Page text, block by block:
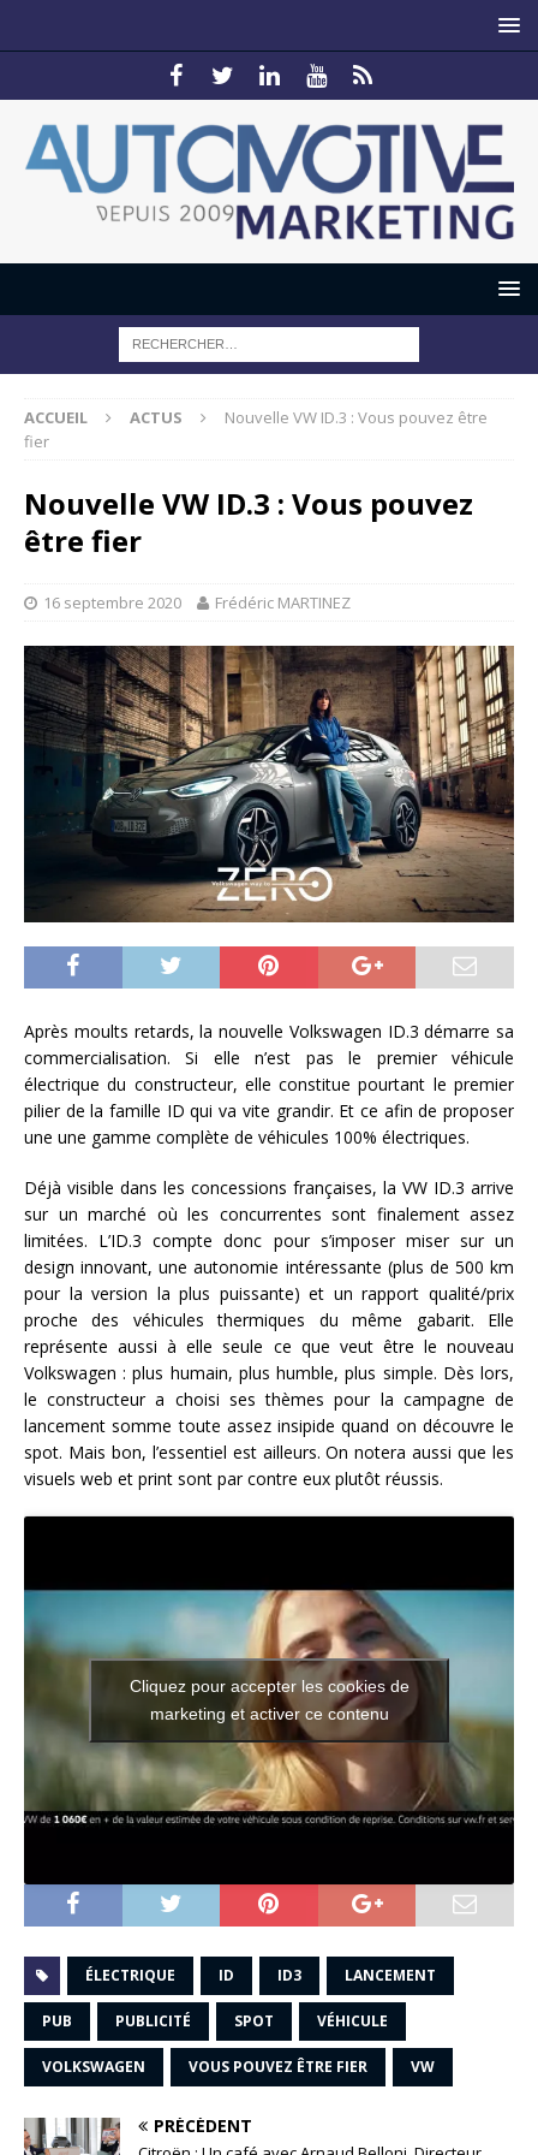
ACCUEIL ACTUS
Nouvelle VW ID.3 : Vous pouvez être
fier
Nouvelle VW ID.3 : Vous pouvez
être fier
16 septembre 2020 Frédéric MARTINEZ
Après moults retards, la nouvelle Volkswagen ID.3 démarre sa
commercialisation. Si elle n’est pas le premier véhicule
électrique du constructeur, elle constitue pourtant le premier
pilier de la famille ID qui va vite grandir. Et ce afin de proposer
une une gamme complète de véhicules 100% électriques.
Déjà visible dans les concessions françaises, la VW ID.3 arrive
sur un marché où les concurrentes sont finalement assez
limitées. L’ID.3 compte donc pour s’imposer miser sur un
design innovant, une autonomie intéressante (plus de 500 km
pour la version la plus puissante) et un rapport qualité/prix
proche des véhicules thermiques du même gabarit. Elle
représente aussi à elle seule ce que veut être le nouveau
Volkswagen : plus humain, plus humble, plus simple. Dès lors,
le constructeur a choisi ses thèmes pour la campagne de
lancement somme toute assez insipide quand on découvre le
spot. Mais bon, l’essentiel est ailleurs. On notera aussi que les
visuels web et print sont par contre eux plutôt réussis.
Cliquez pour accepter les cookies de
marketing et activer ce contenu
ÉLECTRIQUE ID ID3 LANCEMENT
PUB PUBLICITÉ SPOT VÉHICULE
VOLKSWAGEN VOUS POUVEZ ÊTRE FIER VW
PRÉCÉDENT